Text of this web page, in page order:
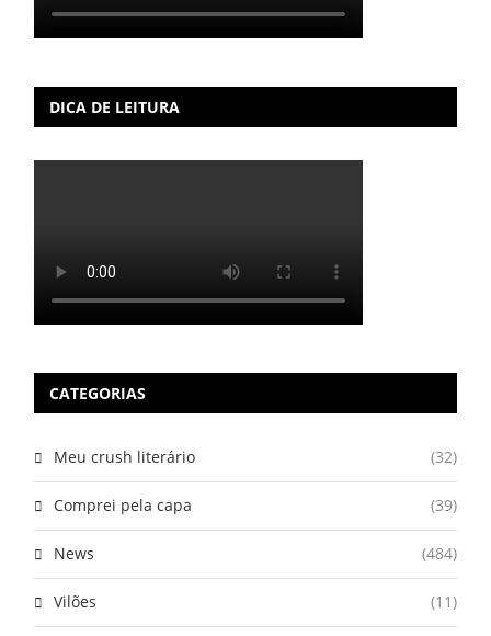
DICA DE LEITURA
CATEGORIAS
Meu crush literário (32)
Comprei pela capa (39)
News (484)
Vilões (11)